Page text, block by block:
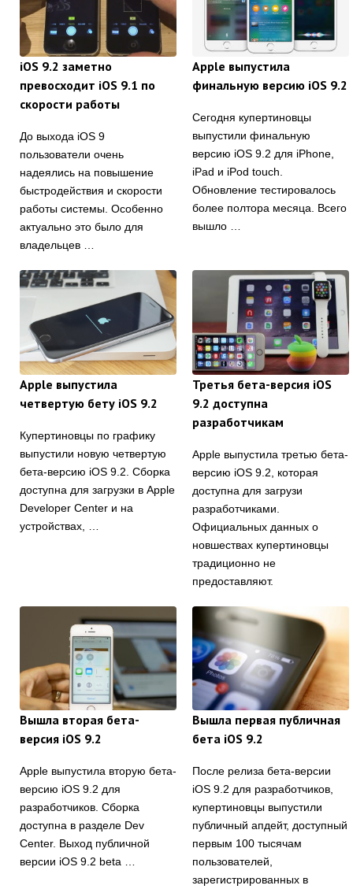
iOS 9.2 заметно
превосходит iOS 9.1 по
скорости работы
До выхода iOS 9
пользователи очень
надеялись на повышение
быстродействия и скорости
работы системы. Особенно
актуально это было для
владельцев …
Apple выпустила
финальную версию iOS 9.2
Сегодня купертиновцы
выпустили финальную
версию iOS 9.2 для iPhone,
iPad и iPod touch.
Обновление тестировалось
более полтора месяца. Всего
вышло …
Apple выпустила
четвертую бету iOS 9.2
Купертиновцы по графику
выпустили новую четвертую
бета-версию iOS 9.2. Сборка
доступна для загрузки в Apple
Developer Center и на
устройствах, …
Третья бета-версия iOS
9.2 доступна
разработчикам
Apple выпустила третью бета-
версию iOS 9.2, которая
доступна для загрузи
разработчиками.
Официальных данных о
новшествах купертиновцы
традиционно не
предоставляют.
Вышла вторая бета-
версия iOS 9.2
Apple выпустила вторую бета-
версию iOS 9.2 для
разработчиков. Сборка
доступна в разделе Dev
Center. Выход публичной
версии iOS 9.2 beta …
Вышла первая публичная
бета iOS 9.2
После релиза бета-версии
iOS 9.2 для разработчиков,
купертиновцы выпустили
публичный апдейт, доступный
первым 100 тысячам
пользователей,
зарегистрированных в